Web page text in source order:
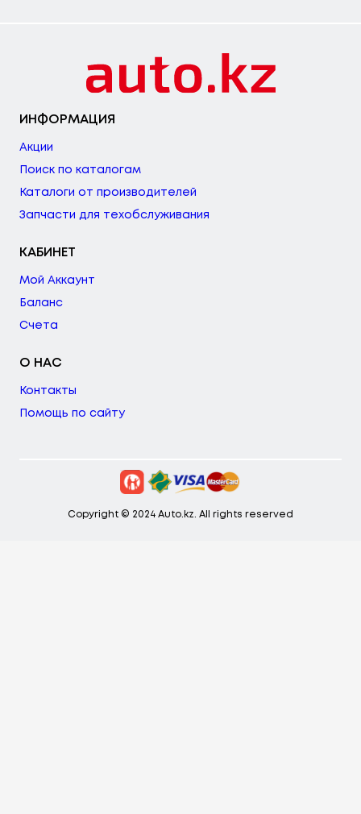
ИНФОРМАЦИЯ
Акции
Поиск по каталогам
Каталоги от производителей
Запчасти для техобслуживания
КАБИНЕТ
Мой Аккаунт
Баланс
Счета
О НАС
Контакты
Помощь по сайту
Copyright © 2024 Auto.kz. All rights reserved